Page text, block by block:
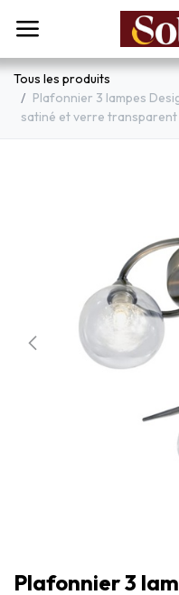
Se rendre au contenu
Tous les produits
Plafonnier 3 lampes
satiné et verre transparent
Plafonnier 3